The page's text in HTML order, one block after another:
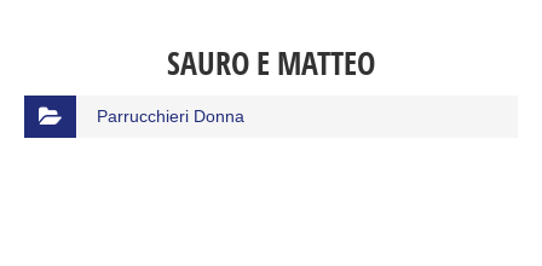
SAURO E MATTEO
Parrucchieri Donna